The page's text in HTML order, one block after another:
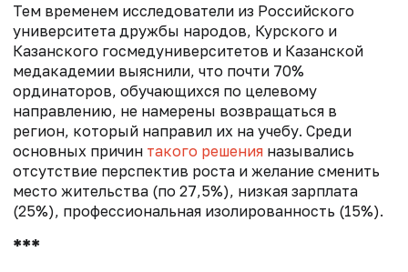
Тем временем исследователи из Российского
университета дружбы народов, Курского и
Казанского госмедуниверситетов и Казанской
медакадемии выяснили, что почти 70%
ординаторов, обучающихся по целевому
направлению, не намерены возвращаться в
регион, который направил их на учебу. Среди
основных причин такого решения назывались
отсутствие перспектив роста и желание сменить
место жительства (по 27,5%), низкая зарплата
(25%), профессиональная изолированность (15%).
***